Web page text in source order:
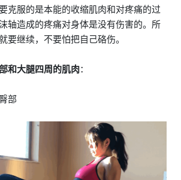
克服的是本能的收缩肌肉和对疼痛的过
轴造成的疼痛对身体是没有伤害的。所
要继续，不要怕把自己硌伤。
和大腿四周的肌肉：
部